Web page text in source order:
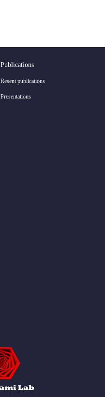
Publications
Resent publications
Presentations